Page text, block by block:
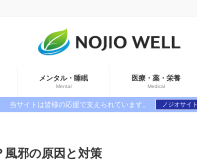
メンタル・睡眠
Mental
医療・薬・栄養
Medical
当サイトは皆様の応援で支えられています。 ノジオサイト
邪の原因と対策